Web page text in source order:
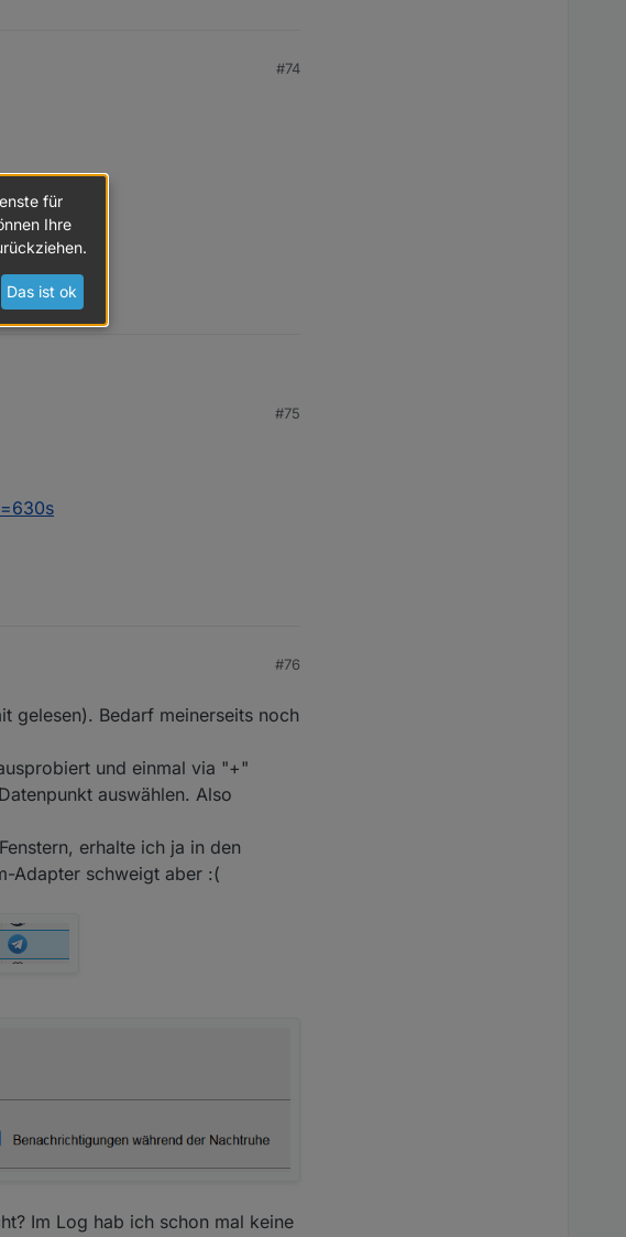
#74
:-)
#75
#76
gelesen). Bedarf meinerseits noch
und einmal via "+"
auswählen. Also
erhalte ich ja in den
Adapter schweigt aber :(
Im Log hab ich schon mal keine
für
Ihre
Das ist ok